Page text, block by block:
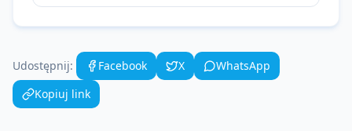
Udostępnij: Facebook X
WhatsApp
Kopiuj link